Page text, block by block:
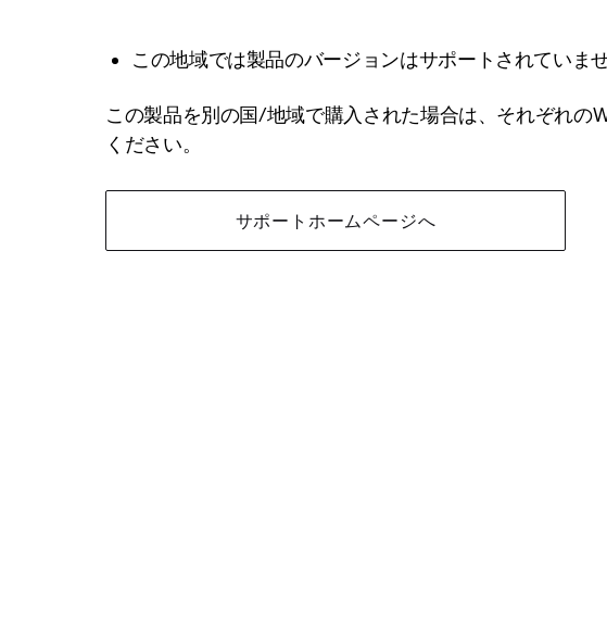
この地域では製品のバージョンはサポートされていませ
この製品を別の国/地域で購入された場合は、それぞれの
ください。
サポートホームページへ